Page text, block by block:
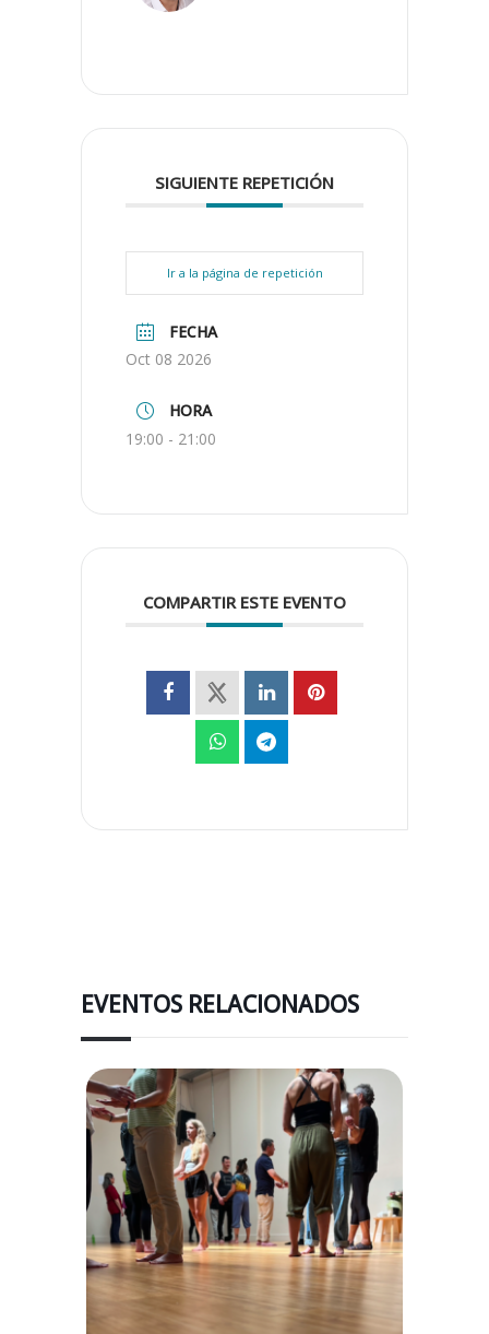
SIGUIENTE REPETICIÓN
Ir a la página de repetición
FECHA
Oct 08 2026
HORA
19:00 - 21:00
COMPARTIR ESTE EVENTO
EVENTOS RELACIONADOS